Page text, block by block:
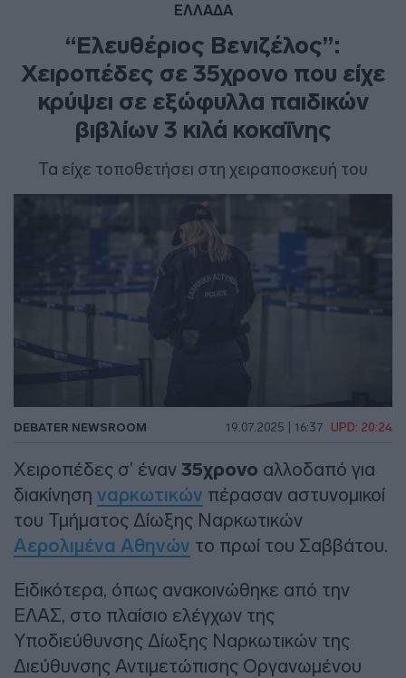
ΕΛΛΑΔΑ
“Ελευθέριος Βενιζέλος”:
Χειροπέδες σε 35χρονο που είχε
κρύψει σε εξώφυλλα παιδικών
βιβλίων 3 κιλά κοκαΐνης
Τα είχε τοποθετήσει στη χειραποσκευή του
DEBATER NEWSROOM 19.07.2025 | 16:37 UPD: 20:24
Χειροπέδες σ’ έναν 35χρονο αλλοδαπό για
διακίνηση ναρκωτικών πέρασαν αστυνομικοί
του Τμήματος Δίωξης Ναρκωτικών
Αερολιμένα Αθηνών το πρωί του Σαββάτου.
Ειδικότερα, όπως ανακοινώθηκε από την
ΕΛΑΣ, στο πλαίσιο ελέγχων της
Υποδιεύθυνσης Δίωξης Ναρκωτικών της
Διεύθυνσης Αντιμετώπισης Οργανωμένου